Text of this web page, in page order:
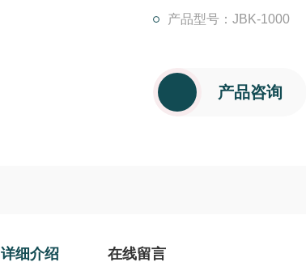
而在罐壁附近的流速比其
产品型号：JBK-1000
产品咨询
详细介绍 在线留言